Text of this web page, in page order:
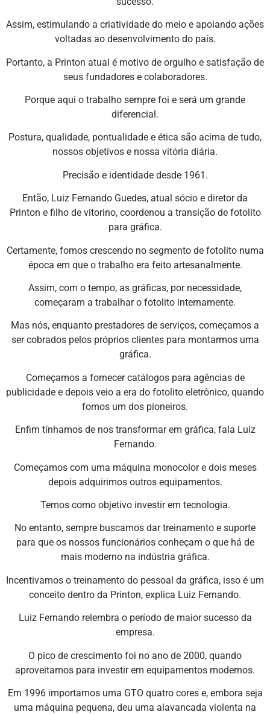
Assim, estimulando a criatividade do meio e apoiando ações
voltadas ao desenvolvimento do país.
Portanto, a Printon atual é motivo de orgulho e satisfação de
seus fundadores e colaboradores.
Porque aqui o trabalho sempre foi e será um grande
diferencial.
Postura, qualidade, pontualidade e ética são acima de tudo,
nossos objetivos e nossa vitória diária.
Precisão e identidade desde 1961.
Então, Luiz Fernando Guedes, atual sócio e diretor da
Printon e filho de vitorino, coordenou a transição de fotolito
para gráfica.
Certamente, fomos crescendo no segmento de fotolito numa
época em que o trabalho era feito artesanalmente.
Assim, com o tempo, as gráficas, por necessidade,
começaram a trabalhar o fotolito internamente.
Mas nós, enquanto prestadores de serviços, começamos a
ser cobrados pelos próprios clientes para montarmos uma
gráfica.
Começamos a fornecer catálogos para agências de
publicidade e depois veio a era do fotolito eletrônico, quando
fomos um dos pioneiros.
Enfim tínhamos de nos transformar em gráfica, fala Luiz
Fernando.
Começamos com uma máquina monocolor e dois meses
depois adquirimos outros equipamentos.
Temos como objetivo investir em tecnologia.
No entanto, sempre buscamos dar treinamento e suporte
para que os nossos funcionários conheçam o que há de
mais moderno na indústria gráfica.
Incentivamos o treinamento do pessoal da gráfica, isso é um
conceito dentro da Printon, explica Luiz Fernando.
Luiz Fernando relembra o período de maior sucesso da
empresa.
O pico de crescimento foi no ano de 2000, quando
aproveitamos para investir em equipamentos modernos.
Em 1996 importamos uma GTO quatro cores e, embora seja
uma máquina pequena, deu uma alavancada violenta na